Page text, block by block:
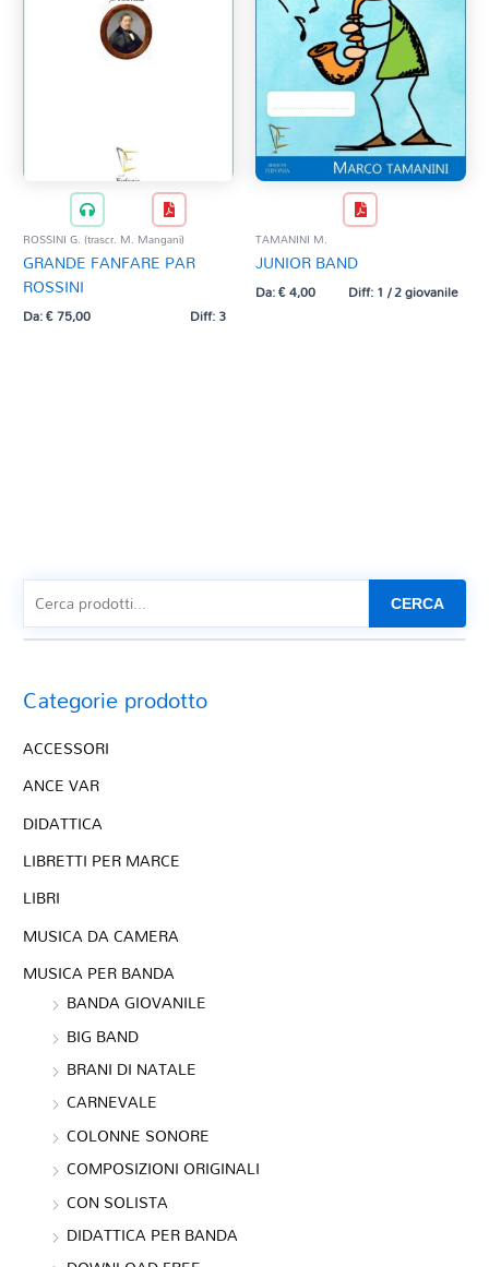
ROSSINI G. (trascr. M. Mangani)
GRANDE FANFARE PAR
ROSSINI
Da:€75,00 Diff: 3
TAMANINI M.
JUNIOR BAND
Da:€4,00 Diff: 1 / 2 giovanile
CERCA
Categorie prodotto
ACCESSORI
ANCE VAR
DIDATTICA
LIBRETTI PER MARCE
LIBRI
MUSICA DA CAMERA
MUSICA PER BANDA
BANDA GIOVANILE
BIG BAND
BRANI DI NATALE
CARNEVALE
COLONNE SONORE
COMPOSIZIONI ORIGINALI
CON SOLISTA
DIDATTICA PER BANDA